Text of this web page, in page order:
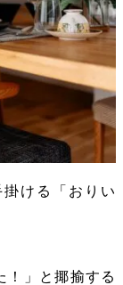
ける「おりい
！」と揶揄する